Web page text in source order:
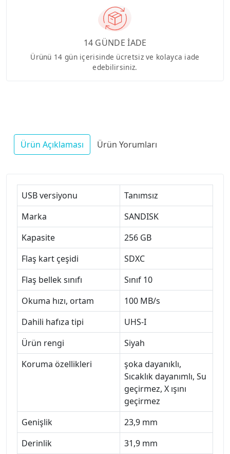
14 GÜNDE İADE
Ürünü 14 gün içerisinde ücretsiz ve kolayca iade
edebilirsiniz.
Ürün Açıklaması Ürün Yorumları
USB versiyonu
Tanımsız
Marka
SANDISK
Kapasite
256 GB
Flaş kart çeşidi
SDXC
Flaş bellek sınıfı
Sınıf 10
Okuma hızı, ortam
100 MB/s
Dahili hafıza tipi
UHS-I
Ürün rengi
Siyah
Koruma özellikleri
şoka dayanıklı,
Sıcaklık dayanımlı, Su
geçirmez, X ışını
geçirmez
Genişlik
23,9 mm
Derinlik
31,9 mm